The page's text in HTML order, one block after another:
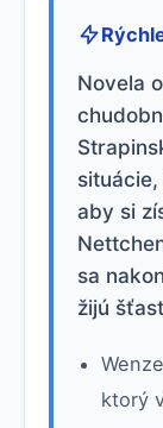
Novela
aby si
sa
žijú
ktorý